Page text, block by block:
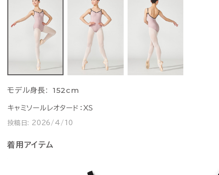
モデル身長: 152cm
キャミソールレオタード：XS
投稿日: 2026/4/10
着用アイテム